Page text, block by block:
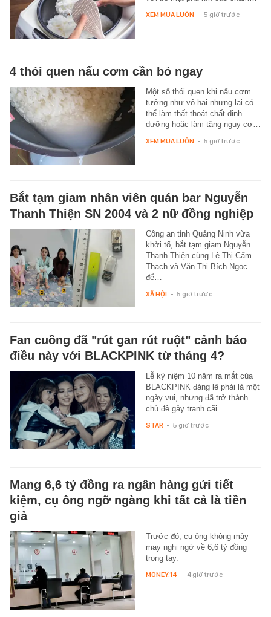
XEM MUA LUÔN - 5 giờ trước
4 thói quen nấu cơm cần bỏ ngay
Một số thói quen khi nấu cơm
tưởng như vô hại nhưng lại có
thể làm thất thoát chất dinh
dưỡng hoặc làm tăng nguy cơ…
XEM MUA LUÔN - 5 giờ trước
Bắt tạm giam nhân viên quán bar Nguyễn
Thanh Thiện SN 2004 và 2 nữ đồng nghiệp
Công an tỉnh Quảng Ninh vừa
khởi tố, bắt tạm giam Nguyễn
Thanh Thiện cùng Lê Thị Cẩm
Thạch và Văn Thị Bích Ngọc
để…
XÃ HỘI - 5 giờ trước
Fan cuồng đã "rút gan rút ruột" cảnh báo
điều này với BLACKPINK từ tháng 4?
Lễ kỷ niệm 10 năm ra mắt của
BLACKPINK đáng lẽ phải là một
ngày vui, nhưng đã trở thành
chủ đề gây tranh cãi.
STAR - 5 giờ trước
Mang 6,6 tỷ đồng ra ngân hàng gửi tiết
kiệm, cụ ông ngỡ ngàng khi tất cả là tiền
giả
Trước đó, cụ ông không mảy
may nghi ngờ về 6,6 tỷ đồng
trong tay.
MONEY.14 - 4 giờ trước